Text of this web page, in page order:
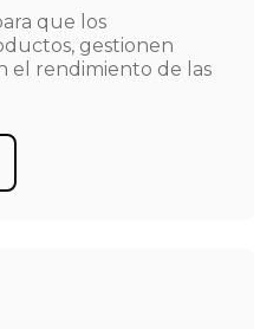
que los
gestionen
el rendimiento de las